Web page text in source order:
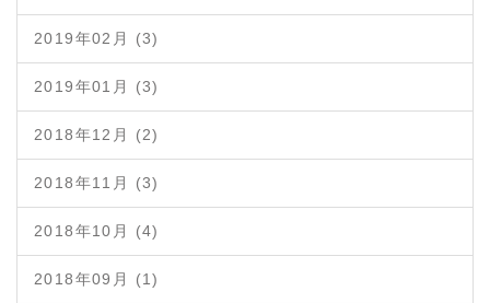
2019年02月 (3)
2019年01月 (3)
2018年12月 (2)
2018年11月 (3)
2018年10月 (4)
2018年09月 (1)